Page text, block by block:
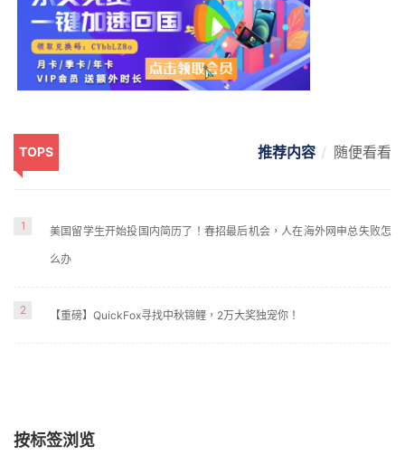
TOPS 推荐内容 随便看看
1 美国留学生开始投国内简历了！春招最后机会，人在海外网申总失败怎
么办
2 【重磅】QuickFox寻找中秋锦鲤，2万大奖独宠你！
按标签浏览